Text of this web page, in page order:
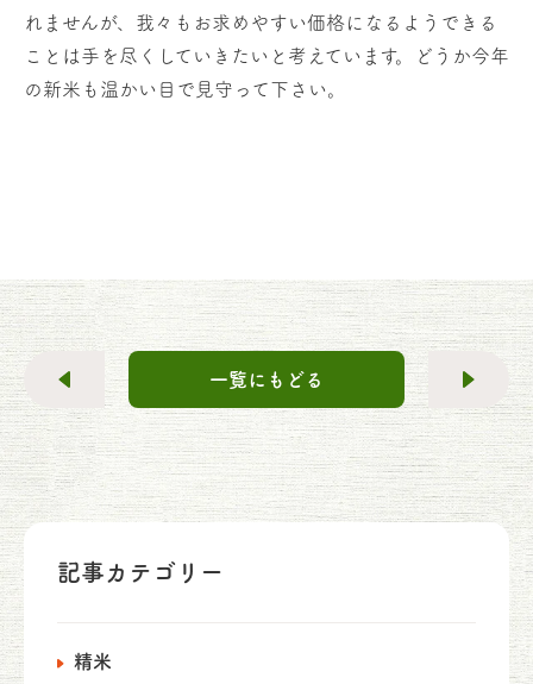
れませんが、我々もお求めやすい価格になるようできる
ことは手を尽くしていきたいと考えています。どうか今年
の新米も温かい目で見守って下さい。
一覧にもどる
記事カテゴリー
精米